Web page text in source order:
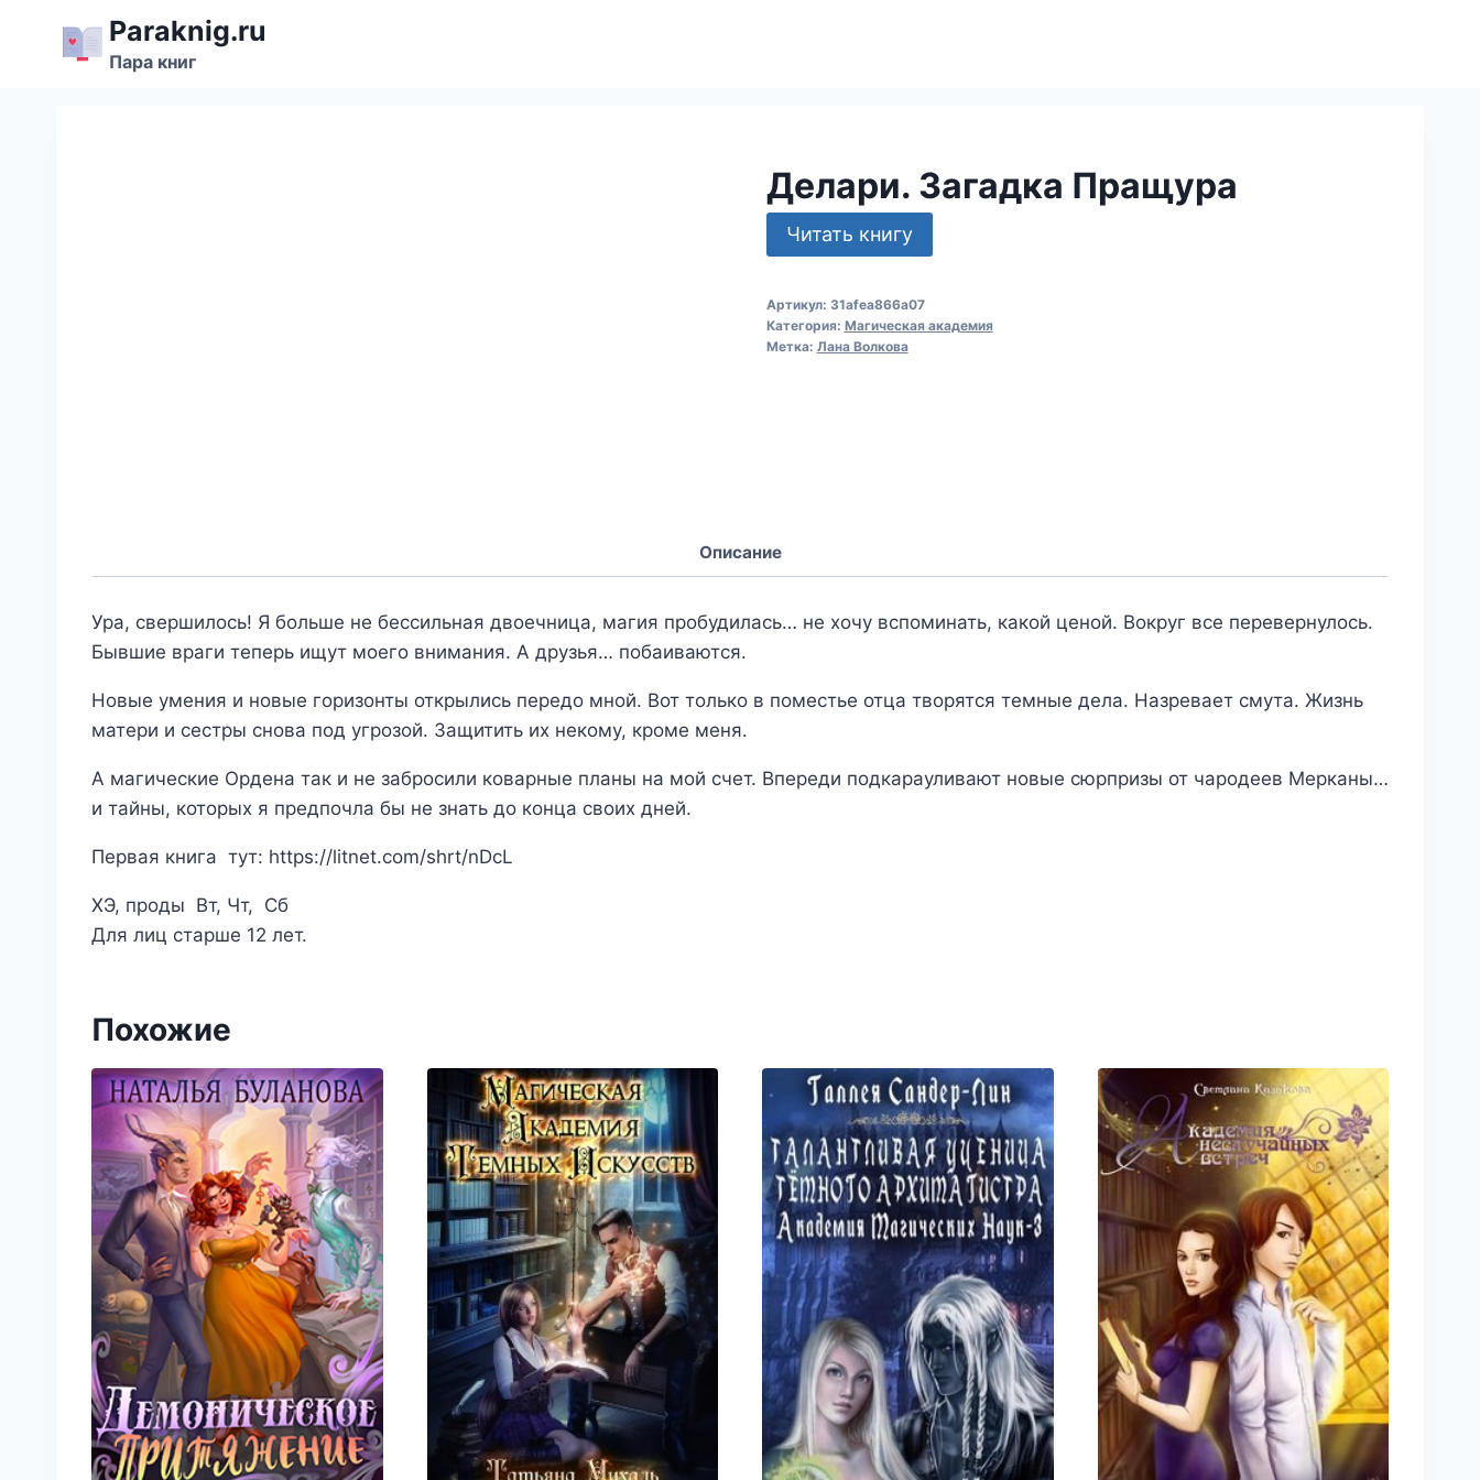
содержимому
Paraknig.ru
Пара книг
Делари. Загадка Пращура
Читать книгу
Артикул: 31afea866a07
Категория: Магическая академия
Метка: Лана Волкова
Описание
Ура, свершилось! Я больше не бессильная двоечница, магия пробудилась… не хочу вспоминать, какой ценой. Вокруг все перевернулось.
Бывшие враги теперь ищут моего внимания. А друзья… побаиваются.
Новые умения и новые горизонты открылись передо мной. Вот только в поместье отца творятся темные дела. Назревает смута. Жизнь
матери и сестры снова под угрозой. Защитить их некому, кроме меня.
А магические Ордена так и не забросили коварные планы на мой счет. Впереди подкарауливают новые сюрпризы от чародеев Мерканы…
и тайны, которых я предпочла бы не знать до конца своих дней.
Первая книга тут: https://litnet.com/shrt/nDcL
ХЭ, проды Вт, Чт, Сб
Для лиц старше 12 лет.
Похожие